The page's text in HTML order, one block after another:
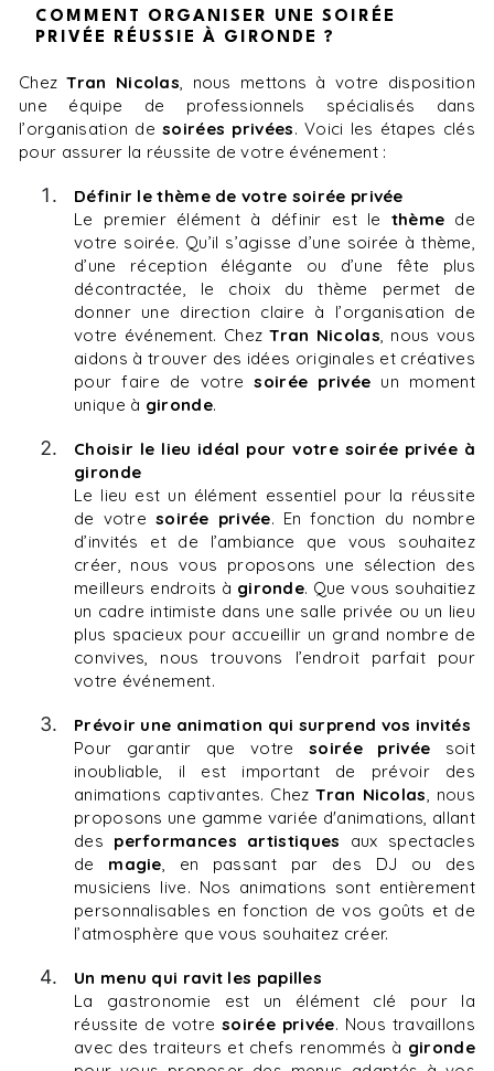
COMMENT ORGANISER UNE SOIRÉE
PRIVÉE RÉUSSIE À GIRONDE ?
ChezTran Nicolas, nous mettons à votre disposition
une équipe de professionnels spécialisés dans
l’organisation desoirées privées. Voici les étapes clés
pour assurer la réussite de votre événement :
Définir le thème de votre soirée privée
Le premier élément à définir est le thème de
votre soirée. Qu’il s’agisse d’une soirée à thème,
d’une réception élégante ou d’une fête plus
décontractée, le choix du thème permet de
donner une direction claire à l’organisation de
votre événement. ChezTran Nicolas, nous vous
aidons à trouver des idées originales et créatives
pour faire de votresoirée privée un moment
unique à gironde.
Choisir le lieu idéal pour votre soirée privée à
gironde
Le lieu est un élément essentiel pour la réussite
de votre soirée privée. En fonction du nombre
d’invités et de l’ambiance que vous souhaitez
créer, nous vous proposons une sélection des
meilleurs endroits à gironde. Que vous souhaitiez
un cadre intimiste dans une salle privée ou un lieu
plus spacieux pour accueillir un grand nombre de
convives, nous trouvons l’endroit parfait pour
votre événement.
Prévoir une animation qui surprend vos invités
Pour garantir que votresoirée privée soit
inoubliable, il est important de prévoir des
animations captivantes. ChezTran Nicolas, nous
proposons une gamme variée d'animations, allant
des performances artistiques aux spectacles
de magie, en passant par des DJ ou des
musiciens live. Nos animations sont entièrement
personnalisables en fonction de vos goûts et de
l’atmosphère que vous souhaitez créer.
Un menu qui ravit les papilles
La gastronomie est un élément clé pour la
réussite de votresoirée privée. Nous travaillons
avec des traiteurs et chefs renommés à gironde